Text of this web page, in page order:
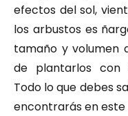
efectos del sol,
los arbustos es
tamaño y volumen
de plantarlos con
Todo lo que debes
encontrarás en este